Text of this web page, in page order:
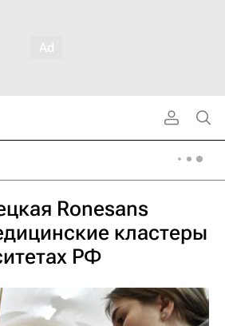
Ronesans
кластеры
РФ